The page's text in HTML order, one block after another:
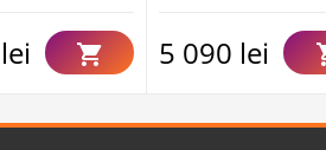
5 090 lei